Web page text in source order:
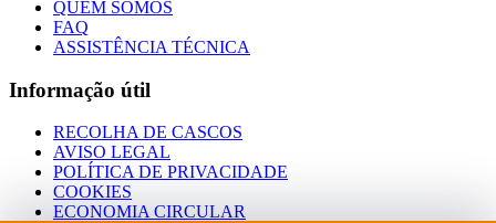
QUEM SOMOS
FAQ
ASSISTÊNCIA TÉCNICA
Informação útil
RECOLHA DE CASCOS
AVISO LEGAL
POLÍTICA DE PRIVACIDADE
COOKIES
ECONOMIA CIRCULAR